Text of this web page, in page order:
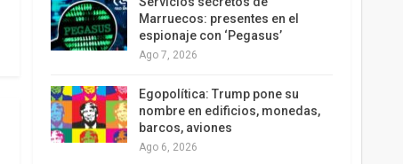
Marruecos: presentes en el
espionaje con ‘Pegasus’
Ago 7, 2026
Egopolítica: Trump pone su
nombre en edificios, monedas,
barcos, aviones
Ago 6, 2026